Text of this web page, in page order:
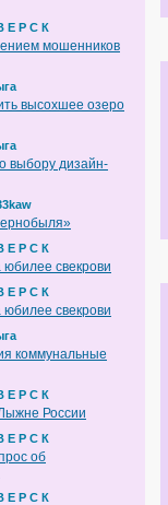
Е Р С К
мошенников
высохшее озеро
выбору дизайн-
Е Р С К
юбилее свекрови
Е Р С К
юбилее свекрови
коммунальные
Е Р С К
России
Е Р С К
об
Е Р С К